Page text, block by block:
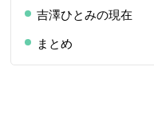
吉澤ひとみの現在
まとめ